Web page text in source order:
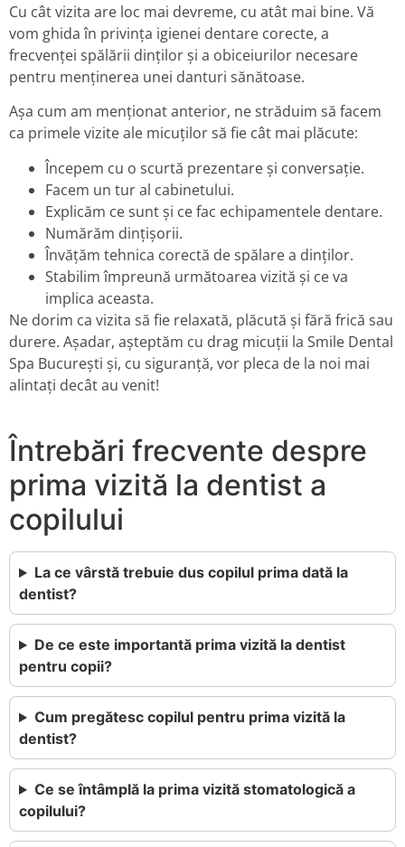
Cu cât vizita are loc mai devreme, cu atât mai bine. Vă
vom ghida în privința igienei dentare corecte, a
frecvenței spălării dinților și a obiceiurilor necesare
pentru menținerea unei danturi sănătoase.
Așa cum am menționat anterior, ne străduim să facem
ca primele vizite ale micuților să fie cât mai plăcute:
Începem cu o scurtă prezentare și conversație.
Facem un tur al cabinetului.
Explicăm ce sunt și ce fac echipamentele dentare.
Numărăm dințișorii.
Învățăm tehnica corectă de spălare a dinților.
Stabilim împreună următoarea vizită și ce va
implica aceasta.
Ne dorim ca vizita să fie relaxată, plăcută și fără frică sau
durere. Așadar, așteptăm cu drag micuții la Smile Dental
Spa București și, cu siguranță, vor pleca de la noi mai
alintați decât au venit!
Întrebări frecvente despre
prima vizită la dentist a
copilului
La ce vârstă trebuie dus copilul prima dată la
dentist?
De ce este importantă prima vizită la dentist
pentru copii?
Cum pregătesc copilul pentru prima vizită la
dentist?
Ce se întâmplă la prima vizită stomatologică a
copilului?